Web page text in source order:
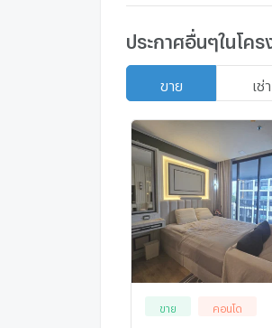
ประกาศอื่นๆในโค
ขาย เช่า
ขาย คอนโด